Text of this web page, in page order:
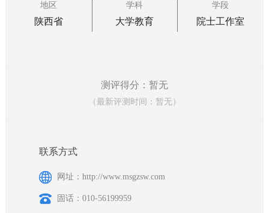
地区
陕西省
学科
大学教育
学段
院士工作室
测评得分：暂无
（最新评测时间：暂无）
联系方式
网址：http://www.msgzsw.com
固话：010-56199959